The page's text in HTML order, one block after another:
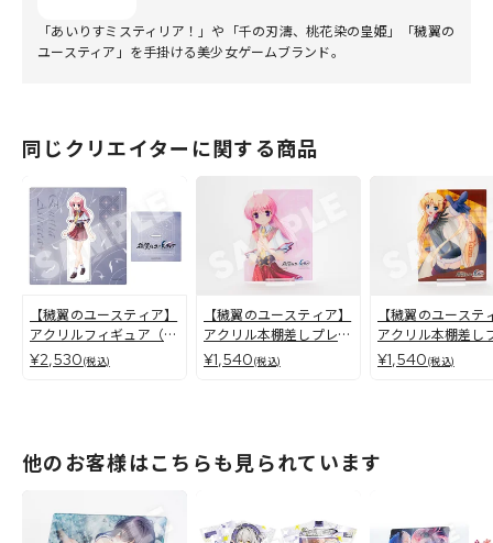
「あいりすミスティリア！」や「千の刃濤、桃花染の皇姫」「穢翼の
ユースティア」を手掛ける美少女ゲームブランド。
同じクリエイターに関する商品
【穢翼のユースティア】
アクリルフィギュア（全
11種）
¥2,530(税込)
【穢翼のユースティア】
アクリル本棚差しプレー
ト ユースティア・アス
トレア
¥1,540(税込)
【穢翼のユーステ
アクリル本棚差し
ト リシア・ド・ノ
ァス・ユーリィ
¥1,540(税込)
他のお客様はこちらも見られています